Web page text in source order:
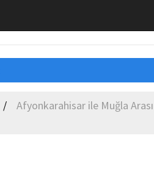
Afyonkarahisar ile Muğla Arası